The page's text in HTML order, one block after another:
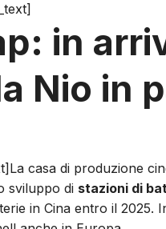
in
Nio in
casa di produzione
sviluppo di stazioni di
in Cina entro il